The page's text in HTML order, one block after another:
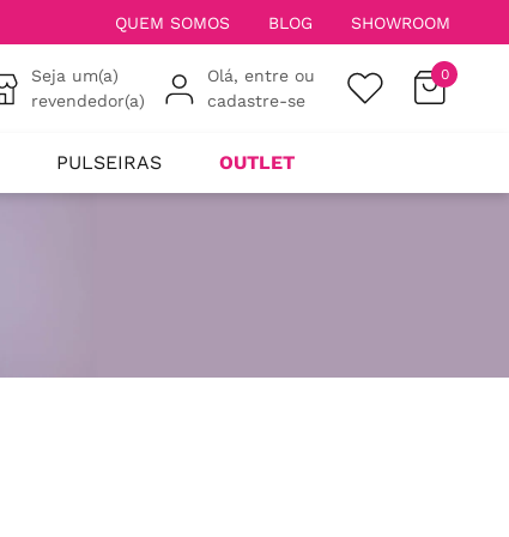
QUEM SOMOS BLOG SHOWROOM
Seja um(a)
revendedor(a)
Olá, entre ou
cadastre-se
0
PULSEIRAS OUTLET